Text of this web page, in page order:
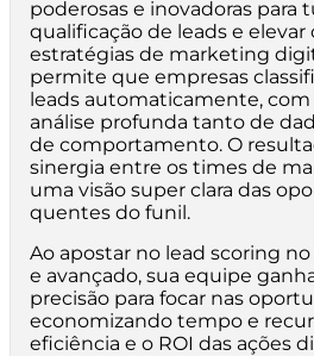
poderosas e inovadoras para
qualificação de leads e
estratégias de marketing
permite que empresas
leads automaticamente,
análise profunda tanto de
de comportamento. O
sinergia entre os times de
uma visão super clara das
quentes do funil.
Ao apostar no lead scoring
e avançado, sua equipe
precisão para focar nas
economizando tempo e
eficiência e o ROI das ações